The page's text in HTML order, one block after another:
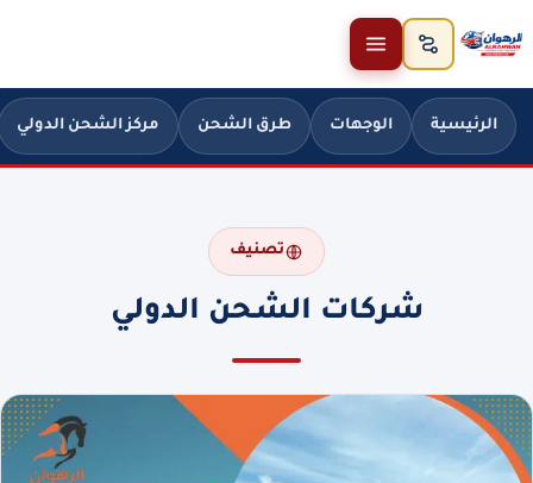
تخطَّ إلى المحتوى
الرئيسية الوجهات طرق الشحن مركز الشحن الدولي
تصنيف
شركات الشحن الدولي